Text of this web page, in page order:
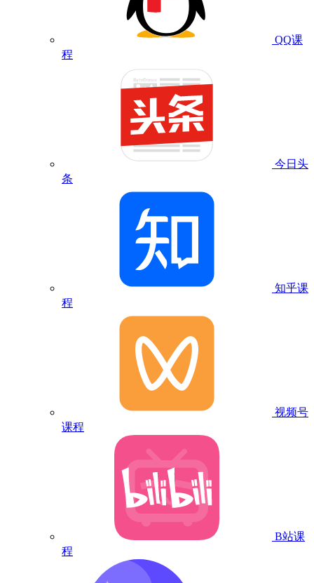
QQ课
程
今日头
条
知乎课
程
视频号
课程
B站课
程